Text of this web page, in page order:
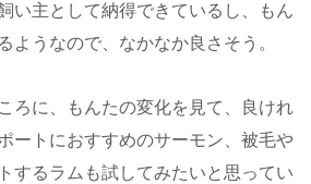
い主として納得できているし、もん
ようなので、なかなか良さそう。
ろに、もんたの変化を見て、良けれ
ートにおすすめのサーモン、被毛や
するラムも試してみたいと思ってい